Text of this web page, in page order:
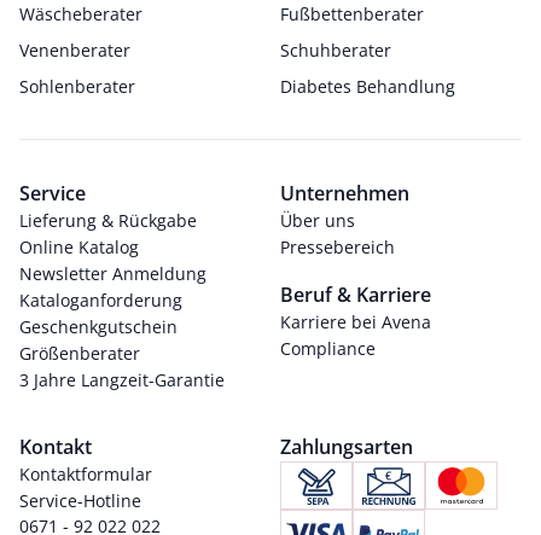
Wäscheberater
Fußbettenberater
Venenberater
Schuhberater
Sohlenberater
Diabetes Behandlung
Service
Lieferung & Rückgabe
Online Katalog
Newsletter Anmeldung
Kataloganforderung
Geschenkgutschein
Größenberater
3 Jahre Langzeit-Garantie
Unternehmen
Über uns
Pressebereich
Beruf & Karriere
Karriere bei Avena
Compliance
Kontakt
Kontaktformular
Service-Hotline
0671 - 92 022 022
Zahlungsarten